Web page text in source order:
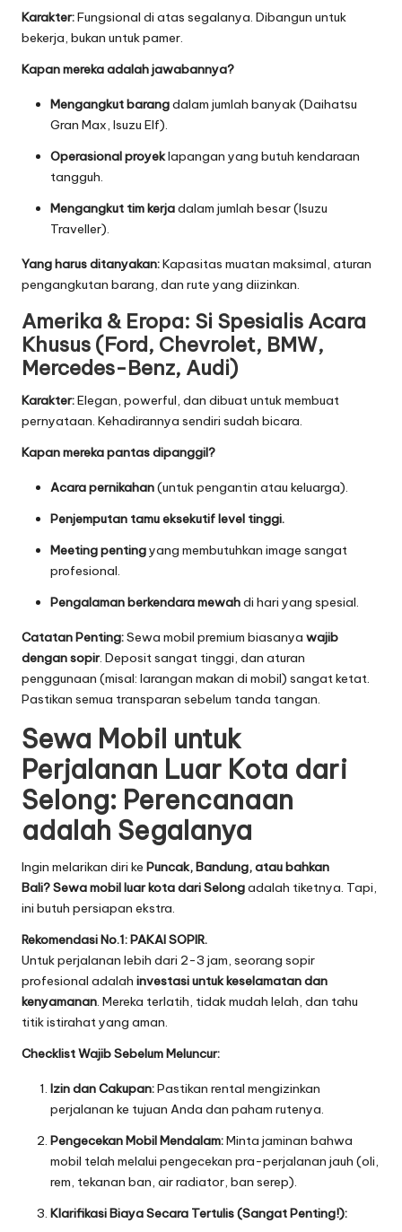
Karakter:Fungsional di atas segalanya. Dibangun untuk
bekerja, bukan untuk pamer.
Kapan mereka adalah jawabannya?
Mengangkut barangdalam jumlah banyak (Daihatsu
Gran Max, Isuzu Elf).
Operasional proyeklapangan yang butuh kendaraan
tangguh.
Mengangkut tim kerjadalam jumlah besar (Isuzu
Traveller).
Yang harus ditanyakan:Kapasitas muatan maksimal, aturan
pengangkutan barang, dan rute yang diizinkan.
Amerika & Eropa: Si Spesialis Acara
Khusus (Ford, Chevrolet, BMW,
Mercedes-Benz, Audi)
Karakter:Elegan, powerful, dan dibuat untuk membuat
pernyataan. Kehadirannya sendiri sudah bicara.
Kapan mereka pantas dipanggil?
Acara pernikahan(untuk pengantin atau keluarga).
Penjemputan tamu eksekutif level tinggi.
Meeting pentingyang membutuhkan image sangat
profesional.
Pengalaman berkendara mewahdi hari yang spesial.
Catatan Penting:Sewa mobil premium biasanya wajib
dengan sopir. Deposit sangat tinggi, dan aturan
penggunaan (misal: larangan makan di mobil) sangat ketat.
Pastikan semua transparan sebelum tanda tangan.
Sewa Mobil untuk
Perjalanan Luar Kota dari
Selong: Perencanaan
adalah Segalanya
Ingin melarikan diri ke Puncak, Bandung, atau bahkan
Bali?Sewa mobil luar kota dari Selongadalah tiketnya. Tapi,
ini butuh persiapan ekstra.
Rekomendasi No.1: PAKAI SOPIR.
Untuk perjalanan lebih dari 2-3 jam, seorang sopir
profesional adalah investasi untuk keselamatan dan
kenyamanan. Mereka terlatih, tidak mudah lelah, dan tahu
titik istirahat yang aman.
Checklist Wajib Sebelum Meluncur:
Izin dan Cakupan:Pastikan rental mengizinkan
perjalanan ke tujuan Anda dan paham rutenya.
Pengecekan Mobil Mendalam:Minta jaminan bahwa
mobil telah melalui pengecekan pra-perjalanan jauh (oli,
rem, tekanan ban, air radiator, ban serep).
Klarifikasi Biaya Secara Tertulis (Sangat Penting!):